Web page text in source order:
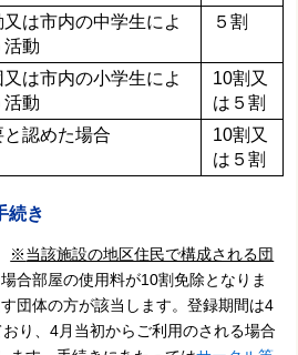
は市内の中学生によ
活動
５割
は市内の小学生によ
活動
10割又
は５割
認めた場合
10割又
は５割
続き
※当該施設の地区住民で構成される団
合部屋の使用料が10割免除となりま
団体の方が該当します。登録期間は4
り、4月当初からご利用のされる場合